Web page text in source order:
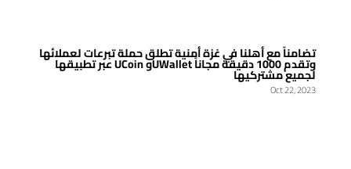
تضامناً مع أهلنا في غزة أمنية تطلق حملة تبرعات لعملائها
عبر تطبيقها UCoin وUWallet وتقدم 1000 دقيقة مجاناً
لجميع مشتركيها
Oct 22, 2023